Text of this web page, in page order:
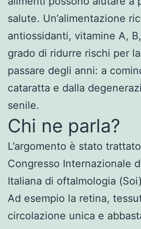
salute. Un’alimentazione
antiossidanti, vitamine A,
grado di ridurre rischi per
passare degli anni: a
cataratta e dalla
senile.
Chi ne parla?
L’argomento è stato
Congresso Internazionale
Italiana di oftalmologia
Ad esempio la retina,
circolazione unica e